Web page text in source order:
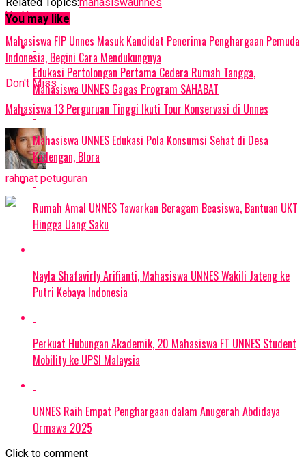
Up Next
Mahasiswa FIP Unnes Masuk Kandidat Penerima Penghargaan Pemuda
Indonesia, Begini Cara Mendukungnya
Don't Miss
Mahasiswa 13 Perguruan Tinggi Ikuti Tour Konservasi di Unnes
rahmat petuguran
You may like
Edukasi Pertolongan Pertama Cedera Rumah Tangga,
Mahasiswa UNNES Gagas Program SAHABAT
Mahasiswa UNNES Edukasi Pola Konsumsi Sehat di Desa
Kadengan, Blora
Rumah Amal UNNES Tawarkan Beragam Beasiswa, Bantuan UKT
Hingga Uang Saku
Nayla Shafavirly Arifianti, Mahasiswa UNNES Wakili Jateng ke
Putri Kebaya Indonesia
Perkuat Hubungan Akademik, 20 Mahasiswa FT UNNES Student
Mobility ke UPSI Malaysia
UNNES Raih Empat Penghargaan dalam Anugerah Abdidaya
Ormawa 2025
Click to comment